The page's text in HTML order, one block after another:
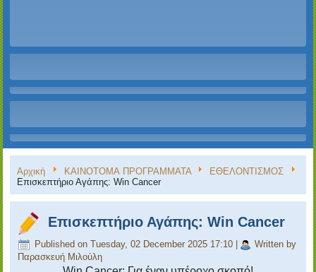
Αρχική ΚΑΙΝΟΤΟΜΑ ΠΡΟΓΡΑΜΜΑΤΑ
ΕΘΕΛΟΝΤΙΣΜΟΣ
Επισκεπτήριο Αγάπης: Win Cancer
Επισκεπτήριο Αγάπης: Win Cancer
Published on Tuesday, 02 December 2025 17:10
Written by
Παρασκευή Μιλούλη